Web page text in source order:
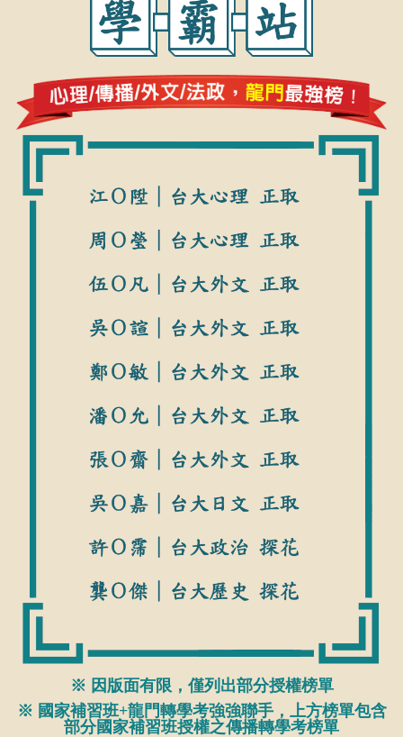
※ 因版面有限，僅列出部分授權榜單
※ 國家補習班+龍門轉學考強強聯手，上方榜單包含
部分國家補習班授權之傳播轉學考榜單